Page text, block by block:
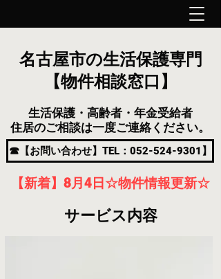
名古屋市の生活保護専門
【物件相談窓口】
生活保護・高齢者・年金受給者
住居のご相談は一度ご連絡ください。
☎【お問い合わせ】TEL：052-524-9301】
【新着】8月4 日 ☆物件情報更新☆
サービス内容